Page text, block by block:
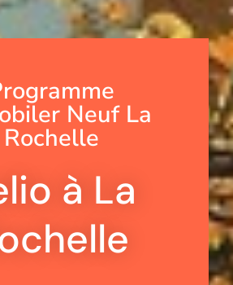
Neuf La
Rochelle
à La